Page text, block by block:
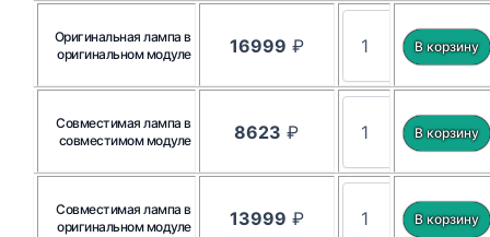
Оригинальная лампа в
оригинальном модуле
16999 ₽
Совместимая лампа в
совместимом модуле
8623 ₽
Совместимая лампа в
оригинальном модуле
13999 ₽